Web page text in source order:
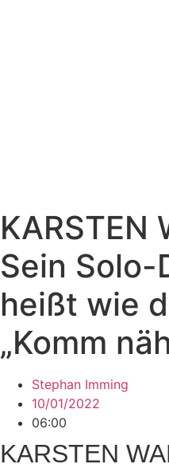
KARSTEN
Sein
heißt wie
„Komm
Stephan Imming
10/01/2022
06:00
KARSTEN